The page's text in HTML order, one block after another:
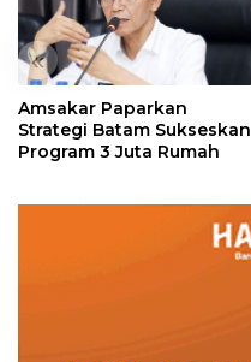
«
Amsakar Paparkan
Strategi Batam Sukseskan
Program 3 Juta Rumah